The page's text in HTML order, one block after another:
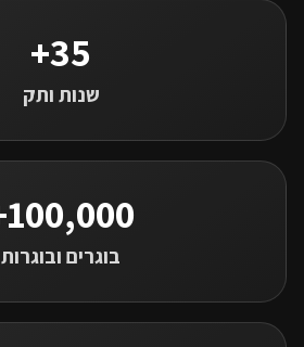
35+
שנות ותק
100,000+
בוגרים ובוגרות